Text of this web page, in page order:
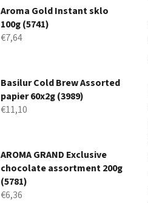
Aroma Gold Instant sklo
100g (5741)
€7,64
Basilur Cold Brew Assorted
papier 60x2g (3989)
€11,10
AROMA GRAND Exclusive
chocolate assortment 200g
(5781)
€6,36